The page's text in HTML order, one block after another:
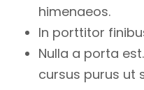
himenaeos.
In porttitor
Nulla a porta
cursus purus ut